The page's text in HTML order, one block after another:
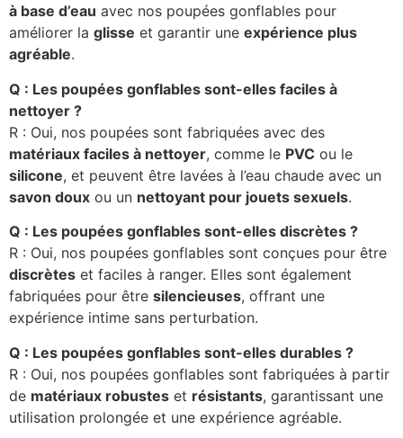
à base d’eau avec nos poupées gonflables pour
améliorer la glisse et garantir une expérience plus
agréable.
Q : Les poupées gonflables sont-elles faciles à
nettoyer ?
R : Oui, nos poupées sont fabriquées avec des
matériaux faciles à nettoyer, comme le PVC ou le
silicone, et peuvent être lavées à l’eau chaude avec un
savon doux ou un nettoyant pour jouets sexuels.
Q : Les poupées gonflables sont-elles discrètes ?
R : Oui, nos poupées gonflables sont conçues pour être
discrètes et faciles à ranger. Elles sont également
fabriquées pour être silencieuses, offrant une
expérience intime sans perturbation.
Q : Les poupées gonflables sont-elles durables ?
R : Oui, nos poupées gonflables sont fabriquées à partir
de matériaux robustes et résistants, garantissant une
utilisation prolongée et une expérience agréable.